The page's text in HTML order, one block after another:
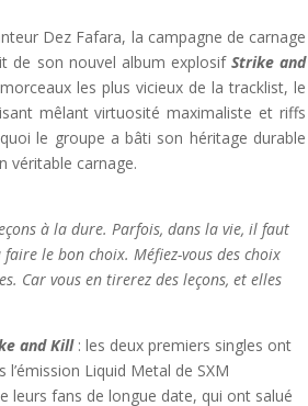
Dez Fafara, la campagne de carnage
de son nouvel album explosif Strike and
les plus vicieux de la tracklist, le
mêlant virtuosité maximaliste et riffs
le groupe a bâti son héritage durable
véritable carnage.
à la dure. Parfois, dans la vie, il faut
le bon choix. Méfiez-vous des choix
Car vous en tirerez des leçons, et elles
and Kill: les deux premiers singles ont
Liquid Metal de SXM
leurs fans de longue date, qui ont salué